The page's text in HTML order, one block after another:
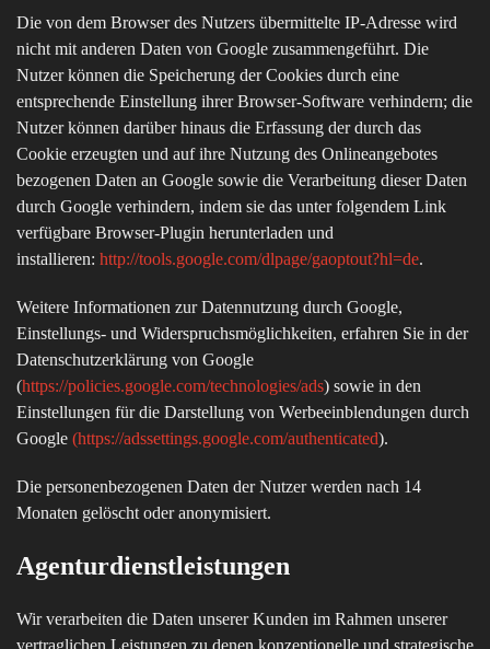
Die von dem Browser des Nutzers übermittelte IP-Adresse wird
nicht mit anderen Daten von Google zusammengeführt. Die
Nutzer können die Speicherung der Cookies durch eine
entsprechende Einstellung ihrer Browser-Software verhindern; die
Nutzer können darüber hinaus die Erfassung der durch das
Cookie erzeugten und auf ihre Nutzung des Onlineangebotes
bezogenen Daten an Google sowie die Verarbeitung dieser Daten
durch Google verhindern, indem sie das unter folgendem Link
verfügbare Browser-Plugin herunterladen und
installieren: http://tools.google.com/dlpage/gaoptout?hl=de.
Weitere Informationen zur Datennutzung durch Google,
Einstellungs- und Widerspruchsmöglichkeiten, erfahren Sie in der
Datenschutzerklärung von Google
(https://policies.google.com/technologies/ads) sowie in den
Einstellungen für die Darstellung von Werbeeinblendungen durch
Google (https://adssettings.google.com/authenticated).
Die personenbezogenen Daten der Nutzer werden nach 14
Monaten gelöscht oder anonymisiert.
Agenturdienstleistungen
Wir verarbeiten die Daten unserer Kunden im Rahmen unserer
vertraglichen Leistungen zu denen konzeptionelle und strategische